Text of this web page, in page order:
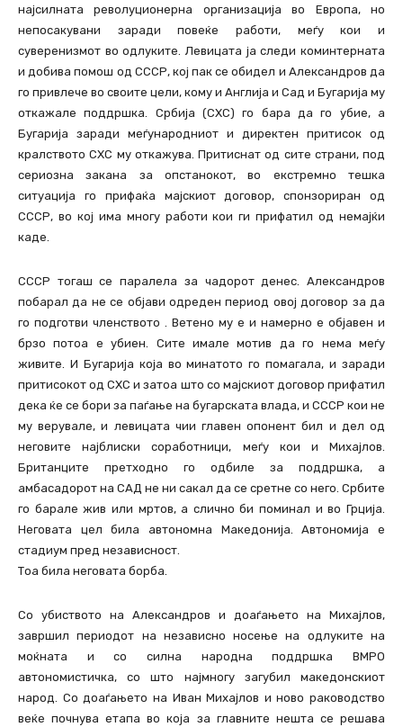
најсилната револуционерна организација во Европа, но
непосакувани заради повеќе работи, меѓу кои и
суверенизмот во одлуките. Левицата ја следи коминтерната
и добива помош од СССР, кој пак се обидел и Александров да
го привлече во своите цели, кому и Англија и Сад и Бугарија му
откажале поддршка. Србија (СХС) го бара да го убие, а
Бугарија заради меѓународниот и директен притисок од
кралството СХС му откажува. Притиснат од сите страни, под
сериозна закана за опстанокот, во екстремно тешка
ситуација го прифаќа мајскиот договор, спонзориран од
СССР, во кој има многу работи кои ги прифатил од немајќи
каде.
СССР тогаш се паралела за чадорот денес. Александров
побарал да не се објави одреден период овој договор за да
го подготви членството . Ветено му е и намерно е објавен и
брзо потоа е убиен. Сите имале мотив да го нема меѓу
живите. И Бугарија која во минатото го помагала, и заради
притисокот од СХС и затоа што со мајскиот договор прифатил
дека ќе се бори за паѓање на бугарската влада, и СССР кои не
му верувале, и левицата чии главен опонент бил и дел од
неговите најблиски соработници, меѓу кои и Михајлов.
Британците претходно го одбиле за поддршка, а
амбасадорот на САД не ни сакал да се сретне со него. Србите
го барале жив или мртов, а слично би поминал и во Грција.
Неговата цел била автономна Македонија. Автономија е
стадиум пред независност.
Тоа била неговата борба.
Со убиството на Александров и доаѓањето на Михајлов,
завршил периодот на независно носење на одлуките на
моќната и со силна народна поддршка ВМРО
автономистичка, со што најмногу загубил македонскиот
народ. Со доаѓањето на Иван Михајлов и ново раководство
веќе почнува етапа во која за главните нешта се решава